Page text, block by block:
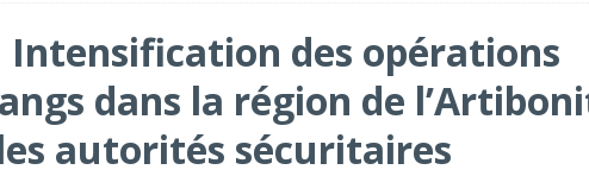
dans l’arène politique nationale, selon le Dr Moïse Durocher
dans la région de l’Artibonite, selon les autorités sécuritaires
Intensification des opérations
dans la région de
autorités sécuritaires